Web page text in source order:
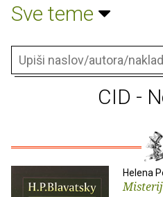
Sve teme
CID -
Helena